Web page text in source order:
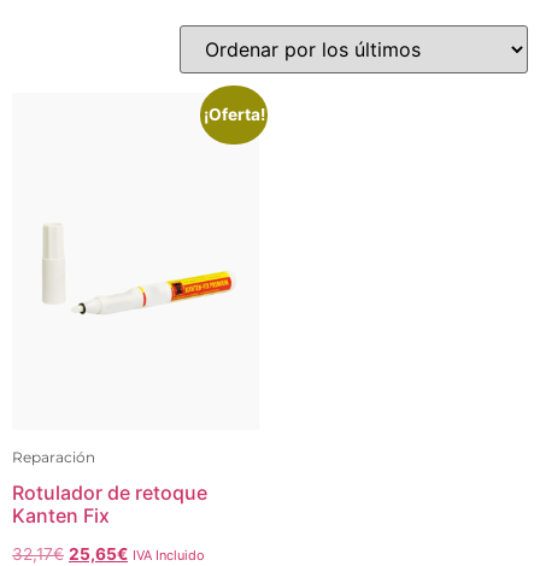
¡Oferta!
Reparación
Rotulador de retoque
Kanten Fix
32,17€ 25,65€ IVA Incluido